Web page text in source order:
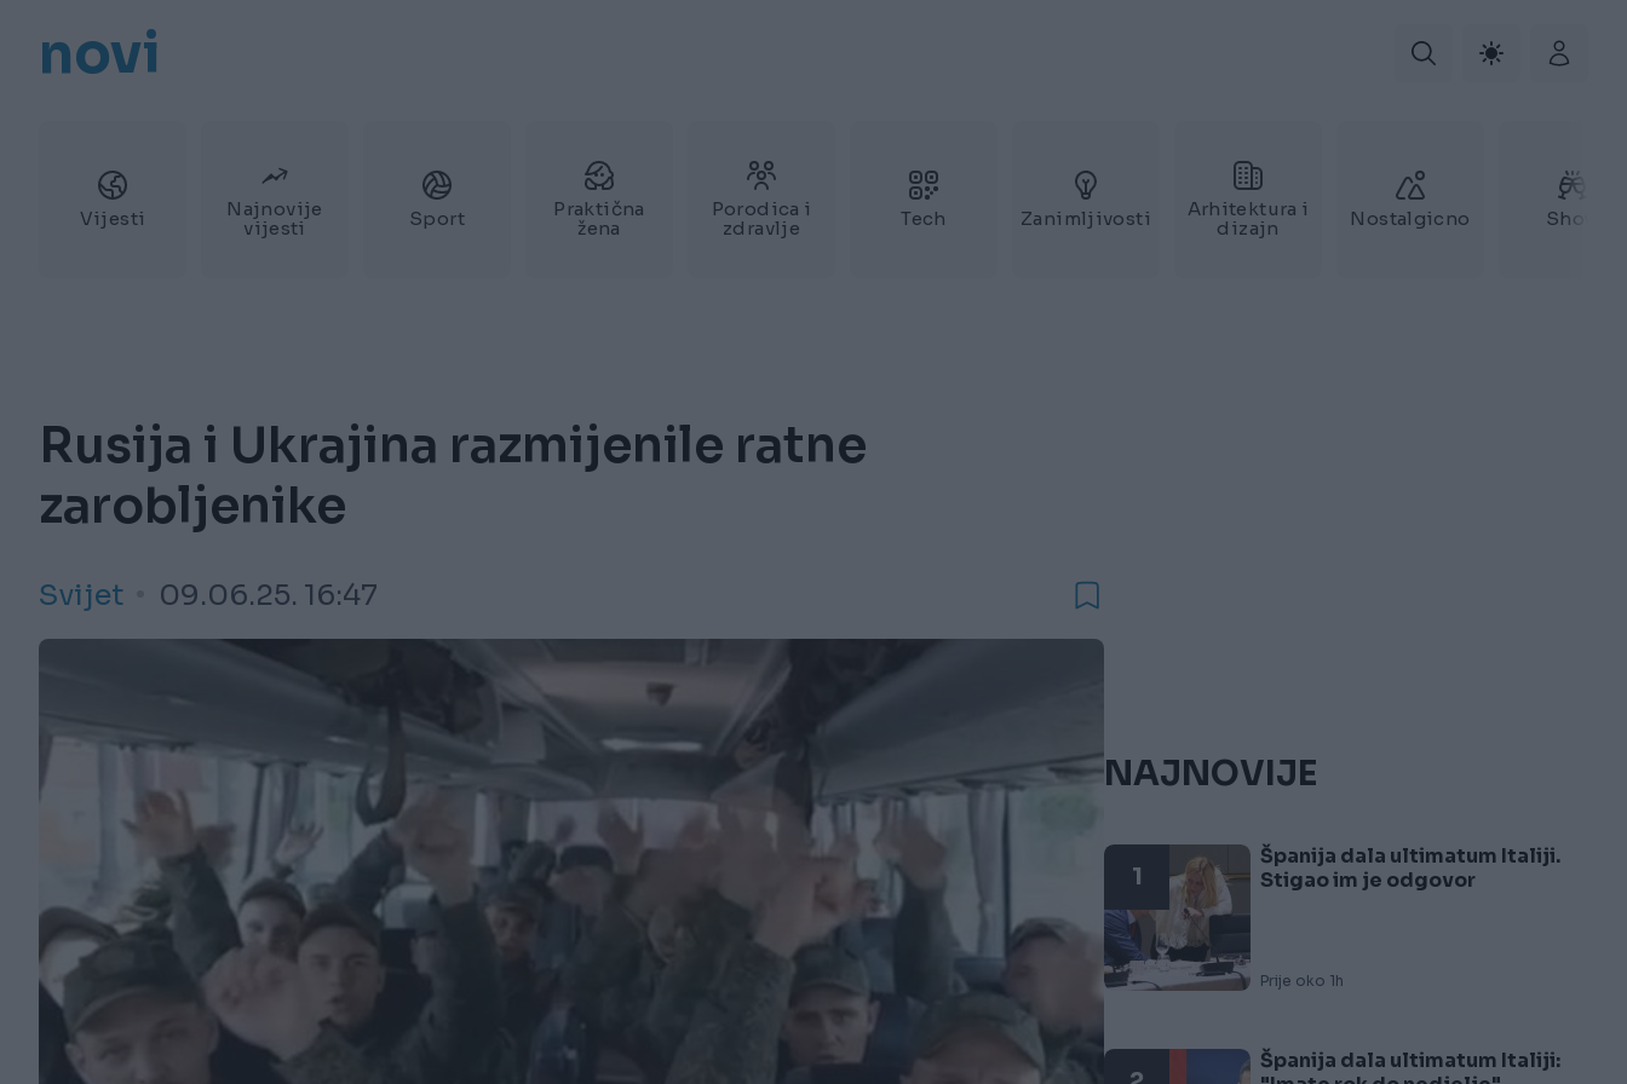
novi
Vijesti
Najnovije
vijesti
Sport
Praktična
žena
Porodica i
zdravlje
Tech Zanimljivosti
Arhitektura i
dizajn
Nostalgicno Show
Rusija i Ukrajina razmijenile ratne
zarobljenike
Svijet 09.06.25. 16:47
NAJNOVIJE
1
Španija dala ultimatum Italiji.
Stigao im je odgovor
Prije oko 1h
Španija dala ultimatum Italiji: